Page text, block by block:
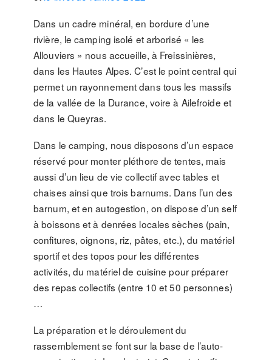
Dans un cadre minéral, en bordure d’une
rivière, le camping isolé et arborisé « les
Allouviers » nous accueille, à Freissinières,
dans les Hautes Alpes. C’est le point central qui
permet un rayonnement dans tous les massifs
de la vallée de la Durance, voire à Ailefroide et
dans le Queyras.
Dans le camping, nous disposons d’un espace
réservé pour monter pléthore de tentes, mais
aussi d’un lieu de vie collectif avec tables et
chaises ainsi que trois barnums. Dans l’un des
barnum, et en autogestion, on dispose d’un self
à boissons et à denrées locales sèches (pain,
confitures, oignons, riz, pâtes, etc.), du matériel
sportif et des topos pour les différentes
activités, du matériel de cuisine pour préparer
des repas collectifs (entre 10 et 50 personnes)
…
La préparation et le déroulement du
rassemblement se font sur la base de l’auto-